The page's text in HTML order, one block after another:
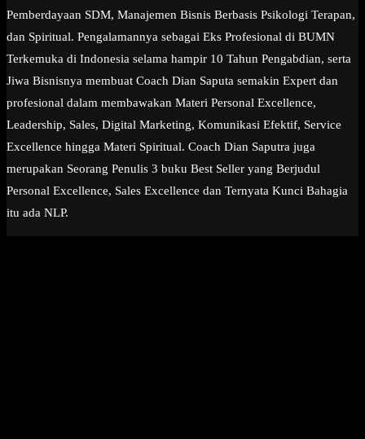
Pemberdayaan SDM, Manajemen Bisnis Berbasis Psikologi Terapan,
dan Spiritual. Pengalamannya sebagai Eks Profesional di BUMN
Terkemuka di Indonesia selama hampir 10 Tahun Pengabdian, serta
Jiwa Bisnisnya membuat Coach Dian Saputa semakin Expert dan
profesional dalam membawakan Materi Personal Excellence,
Leadership, Sales, Digital Marketing, Komunikasi Efektif, Service
Excellence hingga Materi Spiritual. Coach Dian Saputra juga
merupakan Seorang Penulis 3 buku Best Seller yang Berjudul
Personal Excellence, Sales Excellence dan Ternyata Kunci Bahagia
itu ada NLP.